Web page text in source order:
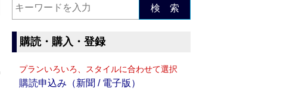
検 索
購読・購入・登録
プランいろいろ、スタイルに合わせて選択
購読申込み（新聞 / 電子版）